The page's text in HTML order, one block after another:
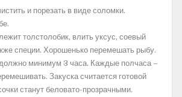
и порезать в виде соломки.
толстолобик, влить уксус, соевый
специи. Хорошенько перемешать рыбу.
минимум 3 часа. Каждые полчаса –
Закуска считается готовой
станут беловато-прозрачными.